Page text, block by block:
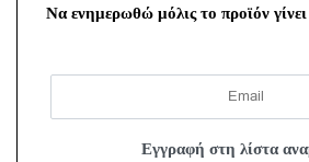
Να ενημερωθώ μόλις το προϊόν γίνει